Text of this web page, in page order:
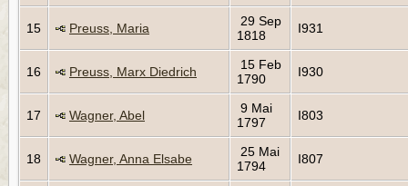
15 Preuss, Maria
29 Sep
1818
I931
16 Preuss, Marx Diedrich
15 Feb
1790
I930
17 Wagner, Abel
9 Mai
1797
I803
18 Wagner, Anna Elsabe
25 Mai
1794
I807